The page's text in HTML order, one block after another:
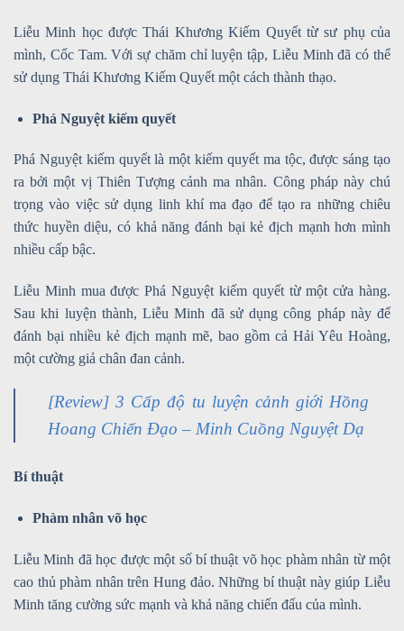
Liễu Minh học được Thái Khương Kiếm Quyết từ sư phụ của
mình, Cốc Tam. Với sự chăm chỉ luyện tập, Liễu Minh đã có thể
sử dụng Thái Khương Kiếm Quyết một cách thành thạo.
Phá Nguyệt kiếm quyết
Phá Nguyệt kiếm quyết là một kiếm quyết ma tộc, được sáng tạo
ra bởi một vị Thiên Tượng cảnh ma nhân. Công pháp này chú
trọng vào việc sử dụng linh khí ma đạo để tạo ra những chiêu
thức huyền diệu, có khả năng đánh bại kẻ địch mạnh hơn mình
nhiều cấp bậc.
Liễu Minh mua được Phá Nguyệt kiếm quyết từ một cửa hàng.
Sau khi luyện thành, Liễu Minh đã sử dụng công pháp này để
đánh bại nhiều kẻ địch mạnh mẽ, bao gồm cả Hải Yêu Hoàng,
một cường giả chân đan cảnh.
[Review] 3 Cấp độ tu luyện cảnh giới Hồng
Hoang Chiến Đạo – Minh Cuồng Nguyệt Dạ
Bí thuật
Phàm nhân võ học
Liễu Minh đã học được một số bí thuật võ học phàm nhân từ một
cao thủ phàm nhân trên Hung đảo. Những bí thuật này giúp Liễu
Minh tăng cường sức mạnh và khả năng chiến đấu của mình.